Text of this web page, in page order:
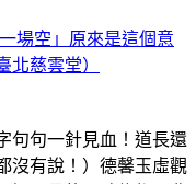
場空」原來是這個意
北慈雲堂）
句句一針見血！道長還
沒有說！）德馨玉虛觀